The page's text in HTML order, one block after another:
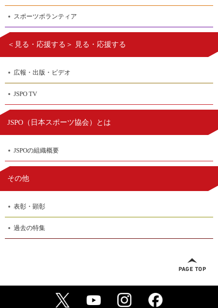
スポーツボランティア
＜見る・応援する＞ 見る・応援する
広報・出版・ビデオ
JSPO TV
JSPO（ 日本スポーツ協会）とは
JSPOの組織概要
その他
表彰・顕彰
過去の特集